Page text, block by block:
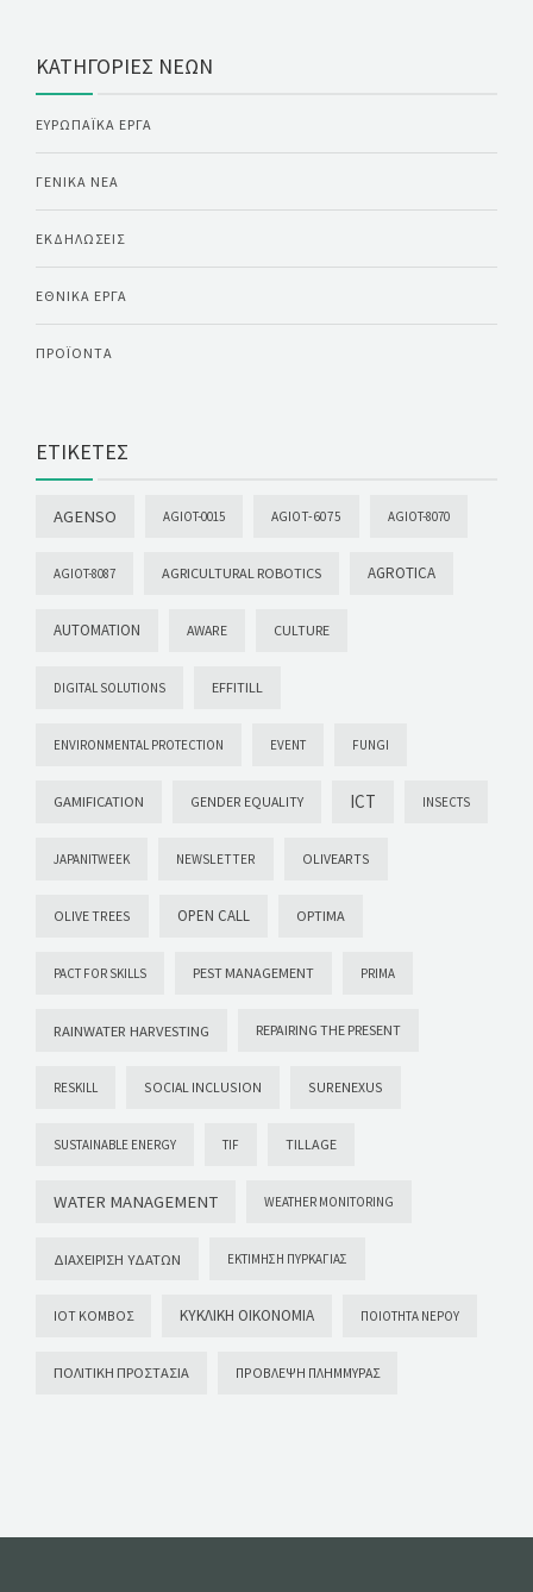
ΚΑΤΗΓΟΡΊΕΣ ΝΈΩΝ
ΕΥΡΩΠΑΪΚΆ ΈΡΓΑ
ΓΕΝΙΚΆ ΝΈΑ
ΕΚΔΗΛΏΣΕΙΣ
ΕΘΝΙΚΆ ΈΡΓΑ
ΠΡΟΪΌΝΤΑ
ΕΤΙΚΈΤΕΣ
AGENSO AGIOT-0015 AGIOT-6075 AGIOT-8070
AGIOT-8087 AGRICULTURAL ROBOTICS AGROTICA
AUTOMATION AWARE CULTURE
DIGITAL SOLUTIONS EFFITILL
ENVIRONMENTAL PROTECTION EVENT FUNGI
GAMIFICATION GENDER EQUALITY ICT INSECTS
JAPANITWEEK NEWSLETTER OLIVEARTS
OLIVE TREES OPEN CALL OPTIMA
PACT FOR SKILLS PEST MANAGEMENT PRIMA
RAINWATER HARVESTING REPAIRING THE PRESENT
RESKILL SOCIAL INCLUSION SURENEXUS
SUSTAINABLE ENERGY TIF TILLAGE
WATER MANAGEMENT WEATHER MONITORING
ΔΙΑΧΕΊΡΙΣΗ ΥΔΆΤΩΝ ΕΚΤΊΜΗΣΗ ΠΥΡΚΑΓΙΆΣ
ΙΟΤ ΚΌΜΒΟΣ ΚΥΚΛΙΚΉ ΟΙΚΟΝΟΜΊΑ ΠΟΙΌΤΗΤΑ ΝΕΡΟΎ
ΠΟΛΙΤΙΚΉ ΠΡΟΣΤΑΣΊΑ ΠΡΌΒΛΕΨΗ ΠΛΗΜΜΎΡΑΣ